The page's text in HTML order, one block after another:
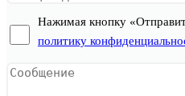
Нажимая кнопку
политику